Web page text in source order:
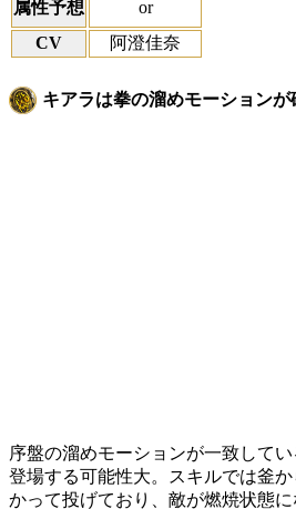
属性予想
or
CV
阿澄佳奈
キアラは拳の溜めモーションが
序盤の溜めモーションが一致して
登場する可能性大。スキルでは釜
かって投げており、敵が燃焼状態